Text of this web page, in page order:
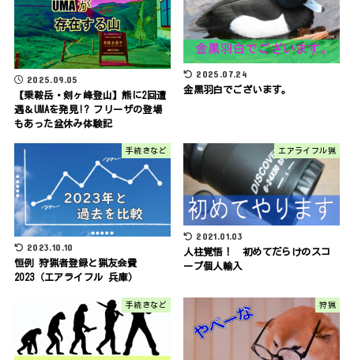
2025.09.05
【乗鞍岳・剣ヶ峰登山】熊に2回遭
遇＆UMAを発見!? フリーザの登場
もあった盆休み体験記
2025.07.24
金黒羽白でございます。
手続きなど
2023.10.10
恒例 狩猟者登録と猟友会費
2023（エアライフル 兵庫）
エアライフル猟
2021.01.03
人柱覚悟！ 初めてだらけのスコ
ープ個人輸入
手続きなど 狩猟